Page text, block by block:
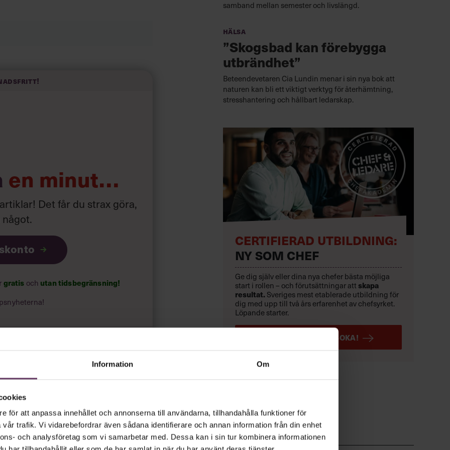
Information Om
för att anpassa innehållet och annonserna till användarna, tillhandahålla funktioner för
trafik. Vi vidarebefordrar även sådana identifierare och annan information från din enhet
och analysföretag som vi samarbetar med. Dessa kan i sin tur kombinera informationen
inom den argentinska tangon.
förberedelse får motståndarna att
bromsar du slaget. Medan
INFÖR SOMMARENS
hammare.Rakt och stadigt.
en minut…
Det får du strax göra,
.
gratis och utan tidsbegränsning!
Läs vår integritetspolicy här.
samband mellan semester och livslängd.
Hälsa
”Skogsbad kan förebygga
utbrändhet”
Beteendevetaren Cia Lundin menar i sin nya bok att
naturen kan bli ett viktigt verktyg för återhämtning,
stresshantering och hållbart ledarskap.
CERTIFIERAD UTBILDNING:
NY SOM CHEF
Ge dig själv eller dina nya chefer bästa möjliga
start i rollen – och förutsättningar att skapa
resultat. Sveriges mest etablerade utbildning för
dig med upp till två års erfarenhet av chefsyrket.
Löpande starter.
LÄS MER OCH BOKA!